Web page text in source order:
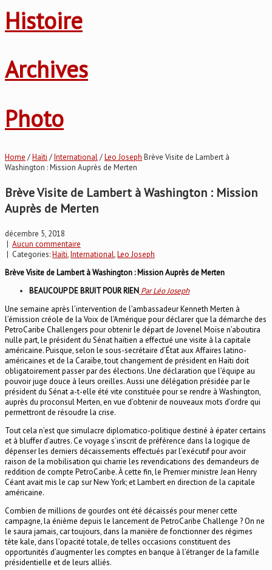
Histoire
Archives
Photo
Home /Haïti /International/Leo Joseph Brève Visite de Lambert à
Washington : Mission Auprès de Merten
Brève Visite de Lambert à Washington : Mission
Auprès de Merten
décembre 5, 2018
| Aucun commentaire
| Categories:Haïti,International,Leo Joseph
Brève Visite de Lambert à Washington : Mission Auprès de Merten
BEAUCOUP DE BRUIT POUR RIEN Par Léo Joseph
Une semaine après l’intervention de l’ambassadeur Kenneth Merten à
l’émission créole de la Voix de l’Amérique pour déclarer que la démarche des
PetroCaribe Challengers pour obtenir le départ de Jovenel Moïse n’aboutira
nulle part, le président du Sénat haïtien a effectué une visite à la capitale
américaine. Puisque, selon le sous-secrétaire d’État aux Affaires latino-
américaines et de la Caraïbe, tout changement de président en Haïti doit
obligatoirement passer par des élections. Une déclaration que l’équipe au
pouvoir juge douce à leurs oreilles. Aussi une délégation présidée par le
président du Sénat a-t-elle été vite constituée pour se rendre à Washington,
auprès du proconsul Merten, en vue d’obtenir de nouveaux mots d’ordre qui
permettront de résoudre la crise.
Tout cela n’est que simulacre diplomatico-politique destiné à épater certains
et à bluffer d’autres. Ce voyage s’inscrit de préférence dans la logique de
dépenser les derniers décaissements effectués par l’exécutif pour avoir
raison de la mobilisation qui charrie les revendications des demandeurs de
reddition de compte PetroCaribe. À cette fin, le Premier ministre Jean Henry
Céant avait mis le cap sur New York; et Lambert en direction de la capitale
américaine.
Combien de millions de gourdes ont été décaissés pour mener cette
campagne, la énième depuis le lancement de PetroCaribe Challenge ? On ne
le saura jamais, car toujours, dans la manière de fonctionner des régimes
tète kale, dans l’opacité totale, de telles occasions constituent des
opportunités d’augmenter les comptes en banque à l’étranger de la famille
présidentielle et de leurs alliés.